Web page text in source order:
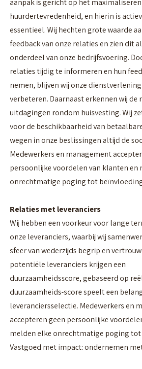
aanpak is gericht op het
huurdertevredenheid, en hierin is
essentieel. Wij hechten grote waarde
feedback van onze relaties en zien dit
onderdeel van onze bedrijfsvoering.
relaties tijdig te informeren en hun
nemen, blijven wij onze
verbeteren. Daarnaast erkennen wij de
uitdagingen rondom huisvesting. Wij
voor de beschikbaarheid van
wegen in onze beslissingen altijd de
Medewerkers en management
persoonlijke voordelen van klanten en
onrechtmatige poging tot
Relaties met leveranciers
Wij hebben een voorkeur voor lange
onze leveranciers, waarbij wij
sfeer van wederzijds begrip en
potentiële leveranciers krijgen een
duurzaamheidsscore, gebaseerd op
duurzaamheids-score speelt een
leveranciersselectie. Medewerkers en
accepteren geen persoonlijke
melden elke onrechtmatige poging
Vastgoed met impact: ondernemen